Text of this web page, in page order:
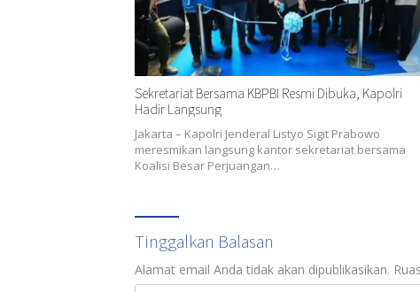
Sekretariat Bersama KBPBI Resmi Dibuka, Kapolri
Hadir Langsung
Jakarta – Kapolri Jenderal Listyo Sigit Prabowo
meresmikan langsung kantor sekretariat bersama
Koalisi Besar Perjuangan…
Tinggalkan Balasan
Alamat email Anda tidak akan dipublikasikan.